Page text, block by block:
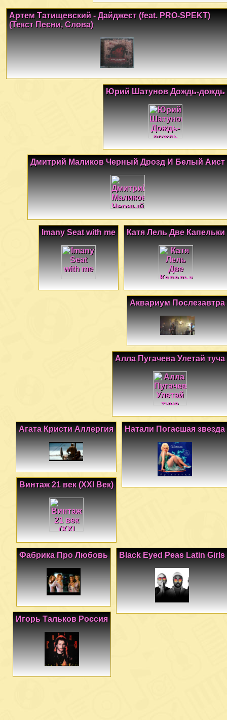
Артем Татищевский - Дайджест (feat. PRO-SPEKT)
(Текст Песни, Слова)
Юрий Шатунов Дождь-дождь
Дмитрий Маликов Черный Дрозд И Белый Аист
Катя Лель Две Капельки
Imany Seat with me
Аквариум Послезавтра
Алла Пугачева Улетай туча
Натали Погасшая звезда
Агата Кристи Аллергия
Винтаж 21 век (XXI Век)
Black Eyed Peas Latin Girls
Фабрика Про Любовь
Игорь Тальков Россия